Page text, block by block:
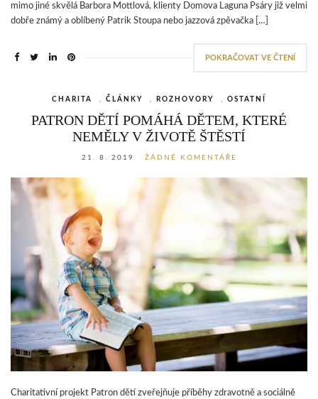
mimo jiné skvělá Barbora Mottlová, klienty Domova Laguna Psáry již velmi
dobře známý a oblíbený Patrik Stoupa nebo jazzová zpěvačka […]
POKRAČOVAT VE ČTENÍ
CHARITA ČLÁNKY ROZHOVORY OSTATNÍ
PATRON DĚTÍ POMÁHÁ DĚTEM, KTERÉ
NEMĚLY V ŽIVOTĚ ŠTĚSTÍ
21. 8. 2019 ŽÁDNÉ KOMENTÁŘE
Charitativní projekt Patron dětí zveřejňuje příběhy zdravotně a sociálně